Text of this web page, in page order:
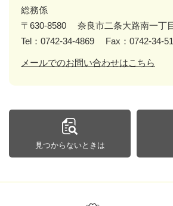
総務係
〒630-8580
奈良市二条大路南一丁
Tel：0742-34-4869
Fax：0742-34-
メールでのお問い合わせはこちら
見つからないときは